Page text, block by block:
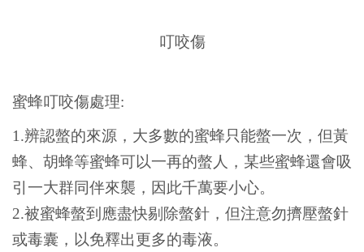
叮咬傷
蜜蜂叮咬傷處理:
1.辨認螫的來源，大多數的蜜蜂只能螫一次，但黃
蜂、胡蜂等蜜蜂可以一再的螫人，某些蜜蜂還會吸
引一大群同伴來襲，因此千萬要小心。
2.被蜜蜂螫到應盡快剔除螫針，但注意勿擠壓螫針
或毒囊，以免釋出更多的毒液。